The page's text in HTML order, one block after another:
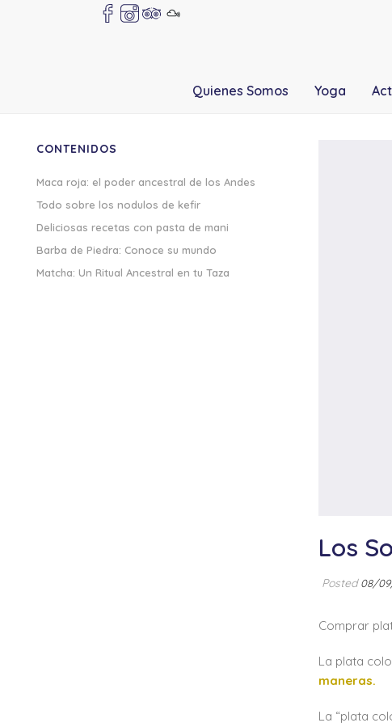
Quienes Somos Yoga
Los
Posted08/
Comprar
La plata
maneras.
La “plata
CONTENIDOS
Maca roja: el poder ancestral de los Andes
Todo sobre los nodulos de kefir
Deliciosas recetas con pasta de mani
Barba de Piedra: Conoce su mundo
Matcha: Un Ritual Ancestral en tu Taza